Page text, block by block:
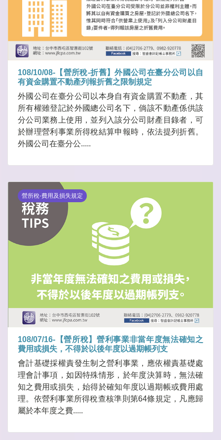
108/10/08-【營所稅-折舊】外國公司在臺分公司以自
有資金購置不動產列報折舊之限制規定
外國公司在臺分公司以本身自有資金購置不動產，其
所有權雖登記於外國總公司名下，倘該不動產係供該
分公司業務上使用，並列入該分公司財產目錄者，可
於辦理營利事業所得稅結算申報時，依法提列折舊。
外國公司在臺分公.....
營所稅-費用及損失規定
108/07/16-【營所稅】營利事業非當年度無法確知之
費用或損失，不得於以後年度以過期帳列支
會計基礎採權責發生制之營利事業，應依權責基礎處
理會計事項，如因特殊情形，於年度決算時，無法確
知之費用或損失，始得於確知年度以過期帳或費用處
理。依營利事業所得稅查核準則第64條規定，凡應歸
屬於本年度之費.....